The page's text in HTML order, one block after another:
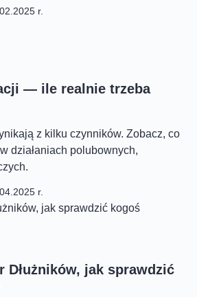
r.
— ile realnie trzeba
z kilku czynników. Zobacz, co
działaniach polubownych,
r.
Dłużników, jak sprawdzić